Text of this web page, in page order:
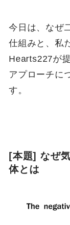
今日は、なぜ
仕組みと、私
Hearts227が
アプローチに
す。
[本題] なぜ
体とは